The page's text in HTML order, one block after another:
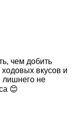
чем добить
вкусов и
лишнего не
😊